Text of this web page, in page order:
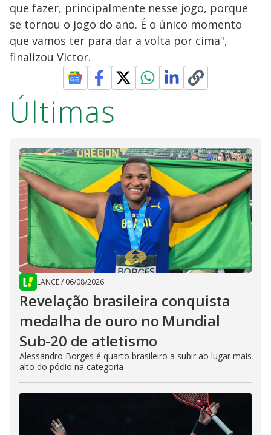
que fazer, principalmente nesse jogo, porque
se tornou o jogo do ano. É o único momento
que vamos ter para dar a volta por cima",
finalizou Victor.
Últimas
LANCE/ 06/08/2026
Revelação brasileira conquista
medalha de ouro no Mundial
Sub-20 de atletismo
Alessandro Borges é quarto brasileiro a subir ao lugar mais
alto do pódio na categoria